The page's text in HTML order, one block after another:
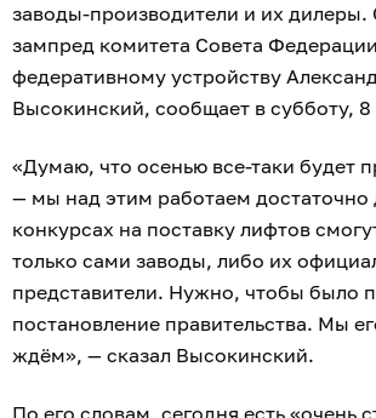
заводы-производители и их дилеры.
зампред комитета Совета
федеративному устройству
Высокинский, сообщает в субботу, 8
«Думаю, что осенью все-таки будет
— мы над этим работаем достаточно
конкурсах на поставку лифтов
только сами заводы, либо их
представители. Нужно, чтобы было
постановление правительства. Мы
ждём», — сказал Высокинский.